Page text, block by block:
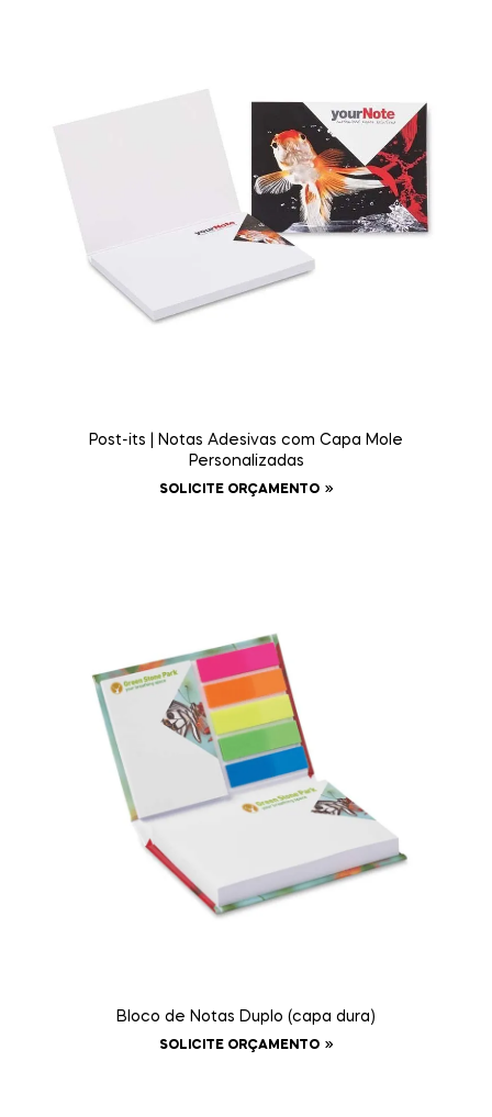
Post-its | Notas Adesivas com Capa Mole
Personalizadas
SOLICITE ORÇAMENTO
Bloco de Notas Duplo (capa dura)
SOLICITE ORÇAMENTO